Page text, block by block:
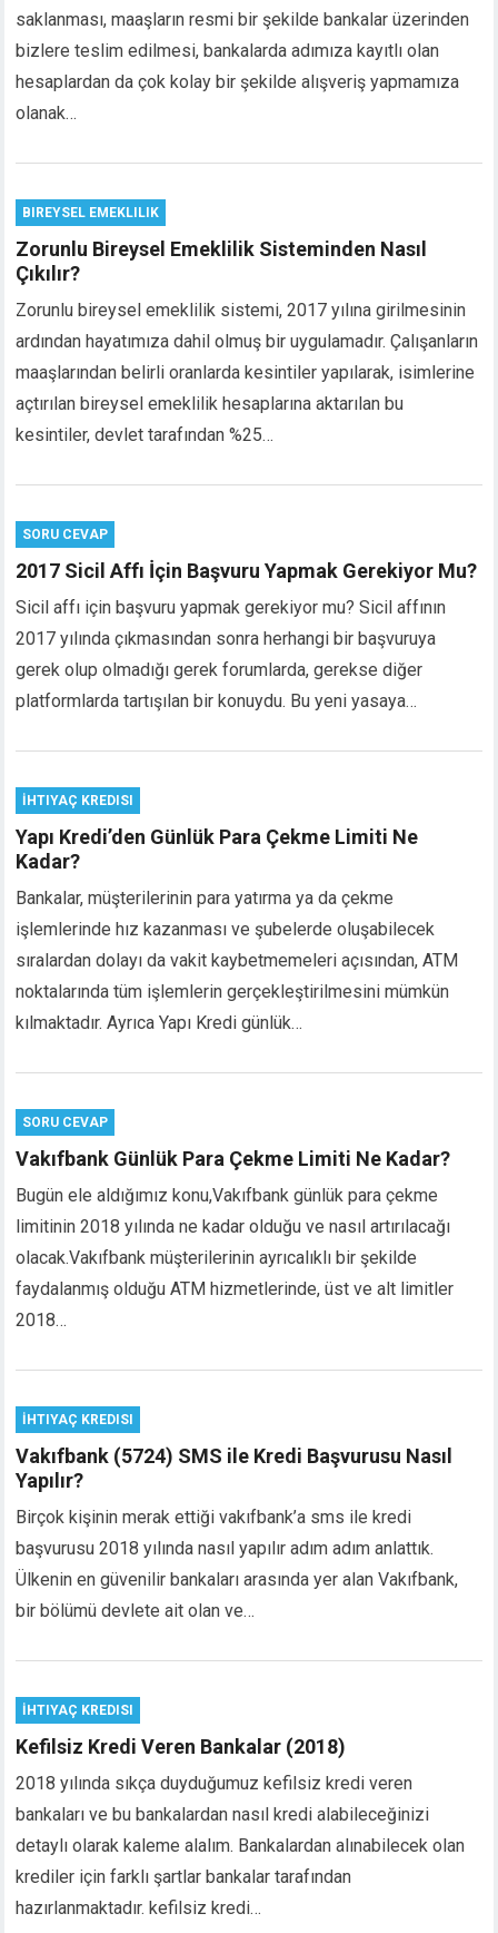
panel
panel
panel
panel
panel
Panel
Panel
Panel
Oku
panel
Panel
panel
panel
satın al
panel
panel
panel
panel
panel
panel
panel
panel
panel
panel
panel
panel
panel
panel
panel
panel
panel
panel
panel
oku
satın al
Panel
Panel
Panel
Panel
Panel
panel
sakarya
panel
saklanması, maaşların resmi bir şekilde bankalar üzerinden
bizlere teslim edilmesi, bankalarda adımıza kayıtlı olan
hesaplardan da çok kolay bir şekilde alışveriş yapmamıza
olanak…
BIREYSEL EMEKLILIK
Zorunlu Bireysel Emeklilik Sisteminden Nasıl
Çıkılır?
Zorunlu bireysel emeklilik sistemi, 2017 yılına girilmesinin
ardından hayatımıza dahil olmuş bir uygulamadır. Çalışanların
maaşlarından belirli oranlarda kesintiler yapılarak, isimlerine
açtırılan bireysel emeklilik hesaplarına aktarılan bu
kesintiler, devlet tarafından %25…
SORU CEVAP
2017 Sicil Affı İçin Başvuru Yapmak Gerekiyor Mu?
Sicil affı için başvuru yapmak gerekiyor mu? Sicil affının
2017 yılında çıkmasından sonra herhangi bir başvuruya
gerek olup olmadığı gerek forumlarda, gerekse diğer
platformlarda tartışılan bir konuydu. Bu yeni yasaya…
İHTIYAÇ KREDISI
Yapı Kredi’den Günlük Para Çekme Limiti Ne
Kadar?
Bankalar, müşterilerinin para yatırma ya da çekme
işlemlerinde hız kazanması ve şubelerde oluşabilecek
sıralardan dolayı da vakit kaybetmemeleri açısından, ATM
noktalarında tüm işlemlerin gerçekleştirilmesini mümkün
kılmaktadır. Ayrıca Yapı Kredi günlük…
SORU CEVAP
Vakıfbank Günlük Para Çekme Limiti Ne Kadar?
Bugün ele aldığımız konu,Vakıfbank günlük para çekme
limitinin 2018 yılında ne kadar olduğu ve nasıl artırılacağı
olacak.Vakıfbank müşterilerinin ayrıcalıklı bir şekilde
faydalanmış olduğu ATM hizmetlerinde, üst ve alt limitler
2018…
İHTIYAÇ KREDISI
Vakıfbank (5724) SMS ile Kredi Başvurusu Nasıl
Yapılır?
Birçok kişinin merak ettiği vakıfbank’a sms ile kredi
başvurusu 2018 yılında nasıl yapılır adım adım anlattık.
Ülkenin en güvenilir bankaları arasında yer alan Vakıfbank,
bir bölümü devlete ait olan ve…
İHTIYAÇ KREDISI
Kefilsiz Kredi Veren Bankalar (2018)
2018 yılında sıkça duyduğumuz kefilsiz kredi veren
bankaları ve bu bankalardan nasıl kredi alabileceğinizi
detaylı olarak kaleme alalım. Bankalardan alınabilecek olan
krediler için farklı şartlar bankalar tarafından
hazırlanmaktadır. kefilsiz kredi…